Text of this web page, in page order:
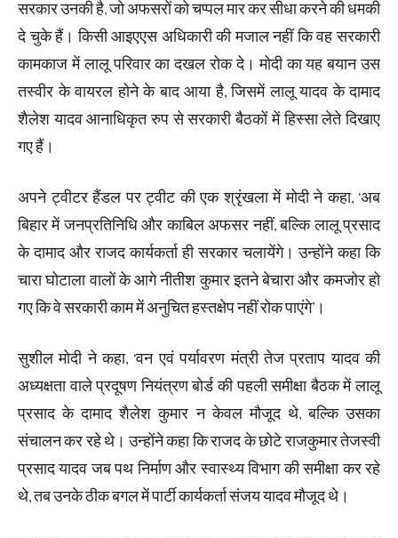
सरकार उनकी है, जो अफसरों को चप्पल मार कर सीधा करने की धमकी
दे चुके हैं। किसी आइएएस अधिकारी की मजाल नहीं कि वह सरकारी
कामकाज में लालू परिवार का दखल रोक दे। मोदी का यह बयान उस
तस्वीर के वायरल होने के बाद आया है, जिसमें लालू यादव के दामाद
शैलेश यादव आनाधिकृत रुप से सरकारी बैठकों में हिस्सा लेते दिखाए
गए हैं।
अपने ट्वीटर हैंडल पर ट्वीट की एक श्रृंखला में मोदी ने कहा, ‘अब
बिहार में जनप्रतिनिधि और काबिल अफसर नहीं, बल्कि लालू प्रसाद
के दामाद और राजद कार्यकर्ता ही सरकार चलायेंगे। उन्होंने कहा कि
चारा घोटाला वालों के आगे नीतीश कुमार इतने बेचारा और कमजोर हो
गए कि वे सरकारी काम में अनुचित हस्तक्षेप नहीं रोक पाएंगे’।
सुशील मोदी ने कहा, ‘वन एवं पर्यावरण मंत्री तेज प्रताप यादव की
अध्यक्षता वाले प्रदूषण नियंत्रण बोर्ड की पहली समीक्षा बैठक में लालू
प्रसाद के दामाद शैलेश कुमार न केवल मौजूद थे, बल्कि उसका
संचालन कर रहे थे। उन्होंने कहा कि राजद के छोटे राजकुमार तेजस्वी
प्रसाद यादव जब पथ निर्माण और स्वास्थ्य विभाग की समीक्षा कर रहे
थे, तब उनके ठीक बगल में पार्टी कार्यकर्ता संजय यादव मौजूद थे।